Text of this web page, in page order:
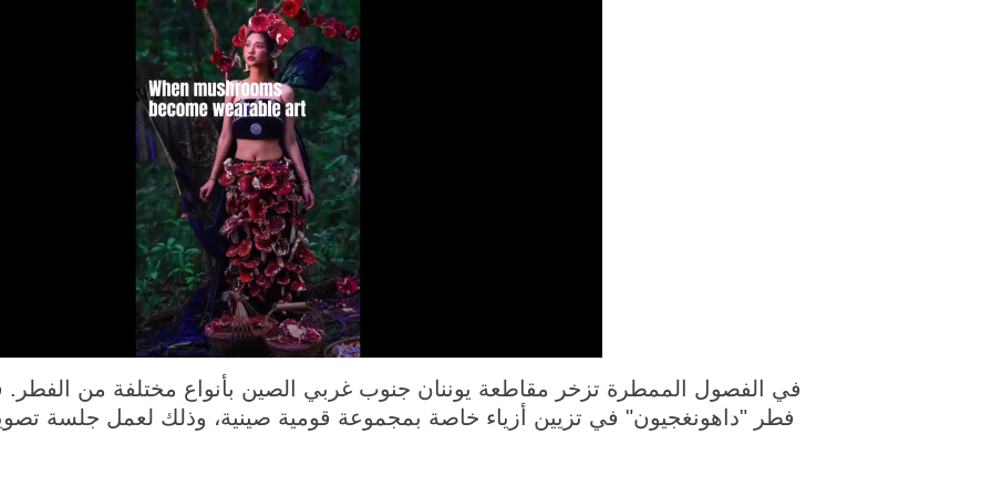
في الفصول الممطرة تزخر مقاطعة يوننان جنوب غربي الصين بأنواع مختلفة من
فطر "داهونغجيون" في تزيين أزياء خاصة بمجموعة قومية صينية، وذلك لعمل جلسة